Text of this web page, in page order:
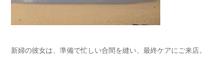
新婦の彼女は、準備で忙しい合間を縫い、最終ケアにご来店。